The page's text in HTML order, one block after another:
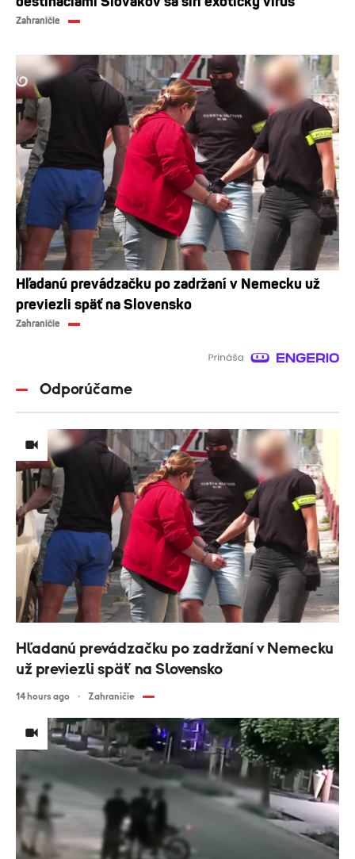
Zahraničie
Hľadanú prevádzačku po zadržaní v Nemecku už
previezli späť na Slovensko
Zahraničie
Odporúčame
Hľadanú prevádzačku po zadržaní v Nemecku
už previezli späť na Slovensko
14 hours ago Zahraničie